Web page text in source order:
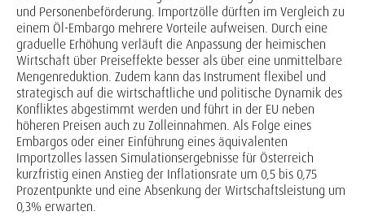
und Personenbeförderung. Importzölle dürften im Vergleich zu
einem Öl-Embargo mehrere Vorteile aufweisen. Durch eine
graduelle Erhöhung verläuft die Anpassung der heimischen
Wirtschaft über Preiseffekte besser als über eine unmittelbare
Mengenreduktion. Zudem kann das Instrument flexibel und
strategisch auf die wirtschaftliche und politische Dynamik des
Konfliktes abgestimmt werden und führt in der EU neben
höheren Preisen auch zu Zolleinnahmen. Als Folge eines
Embargos oder einer Einführung eines äquivalenten
Importzolles lassen Simulationsergebnisse für Österreich
kurzfristig einen Anstieg der Inflationsrate um 0,5 bis 0,75
Prozentpunkte und eine Absenkung der Wirtschaftsleistung um
0,3% erwarten.